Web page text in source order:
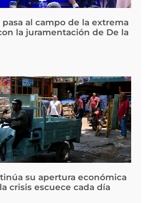
al campo de la extrema
la juramentación de De la
su apertura económica
crisis escuece cada día